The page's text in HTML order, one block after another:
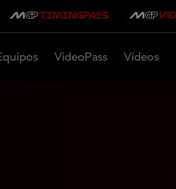
VideoPass Vídeos